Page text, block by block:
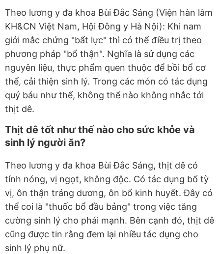
Theo lương y đa khoa Bùi Đắc Sáng (Viện hàn lâm
KH&CN Việt Nam, Hội Đông y Hà Nội): Khi nam
giới mắc chứng "bất lực" thì có thể điều trị theo
phương pháp "bổ thận". Nghĩa là sử dụng các
nguyên liệu, thực phẩm quen thuộc để bồi bổ cơ
thể, cải thiện sinh lý. Trong các món có tác dụng
quý báu như thế, không thể nào không nhắc tới
thịt dê.
Thịt dê tốt như thế nào cho sức khỏe và
sinh lý người ăn?
Theo lương y đa khoa Bùi Đắc Sáng, thịt dê có
tính nóng, vị ngọt, không độc. Có tác dụng bổ tỳ
vị, ôn thận tráng dương, ôn bổ kinh huyết. Đây có
thể coi là "thuốc bổ đầu bảng" trong việc tăng
cường sinh lý cho phái mạnh. Bên cạnh đó, thịt dê
cũng được tin rằng đem lại nhiều tác dụng cho
sinh lý phụ nữ.